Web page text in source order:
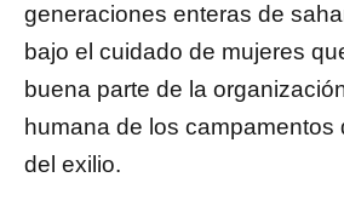
generaciones enteras de
bajo el cuidado de mujeres
buena parte de la
humana de los campamentos
del exilio.